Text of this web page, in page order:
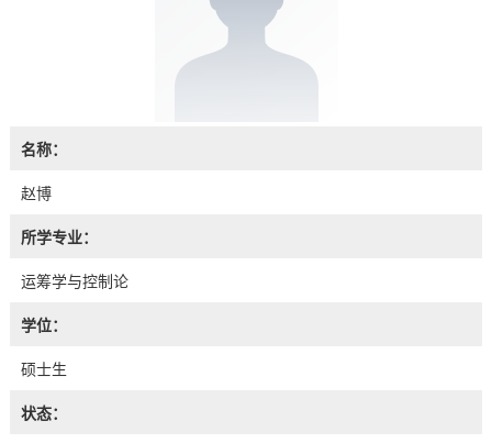
名称：
赵博
所学专业：
运筹学与控制论
学位：
硕士生
状态：